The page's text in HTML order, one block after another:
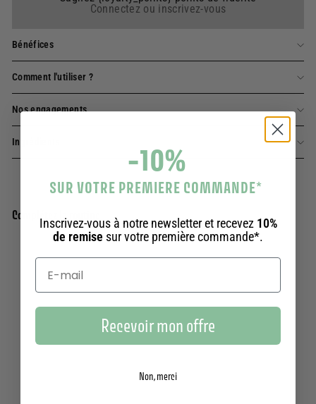
Connectez ou inscrivez-vous
Bénéfices
Comment l'utiliser ?
Nos engagements
Ingrédients
Complétez la routine
Parfum d'ambiance - Cerisier en Fleurs 100
-10%
SUR VOTRE PREMIERE COMMANDE*
Inscrivez-vous à notre newsletter et recevez 10%
de remise sur votre première commande*.
Recevoir mon offre
Non, merci